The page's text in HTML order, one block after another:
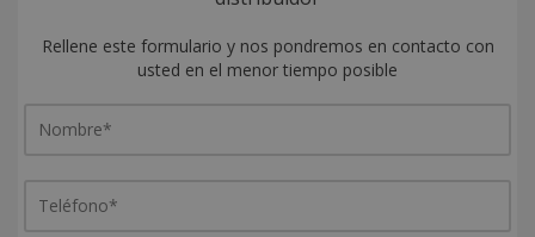
Rellene este formulario y nos pondremos en contacto con
usted en el menor tiempo posible